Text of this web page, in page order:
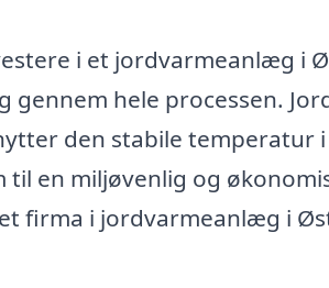
i et jordvarmeanlæg i
gennem hele processen.
den stabile temperatur
til en miljøvenlig og
firma i jordvarmeanlæg i